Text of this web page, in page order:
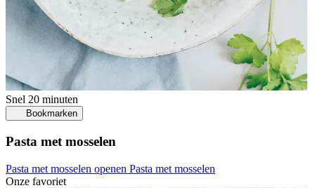
Snel 20 minuten
Bookmarken
Pasta met mosselen
Pasta met mosselen openen Pasta met mosselen
Onze favoriet